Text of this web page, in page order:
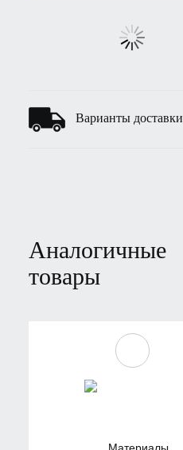
Варианты доставки
Аналогичные
товары